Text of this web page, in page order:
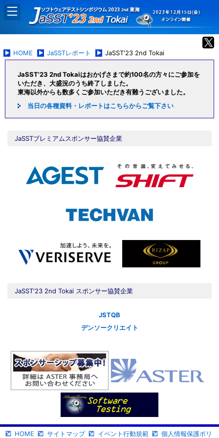
HOME JaSSTレポート JaSST'23 2nd Tokai
JaSST'23 2nd Tokaiはおかげさまで約100名の方々にご参加を
いただき、大盛況のうち終了しました。
東海以外からも数多くご参加いただき有難うございました。
当日の各種資料・レポートはこちらからご覧下さい
JaSSTプレミアムスポンサー協賛企業
JaSST'23 2nd Tokai スポンサー協賛企業
JSTQB
デンソークリエイト
HOME サイトマップ イベント行動規範 個人情報保護ポリ